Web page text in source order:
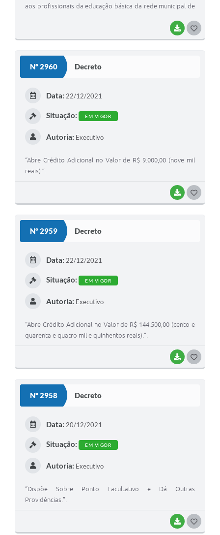
BAIXAR
aos profissionais da educação básica da rede municipal de
Nº 2960 Decreto
BAIXAR
Data: 22/12/2021
Situação: EM VIGOR
Autoria: Executivo
“Abre Crédito Adicional no Valor de R$ 9.000,00 (nove mil
reais).”.
Nº 2959 Decreto
BAIXAR
Data: 22/12/2021
Situação: EM VIGOR
Autoria: Executivo
“Abre Crédito Adicional no Valor de R$ 144.500,00 (cento e
quarenta e quatro mil e quinhentos reais).”.
Nº 2958 Decreto
BAIXAR
Data: 20/12/2021
Situação: EM VIGOR
Autoria: Executivo
“Dispõe Sobre Ponto Facultativo e Dá Outras
Providências.”.